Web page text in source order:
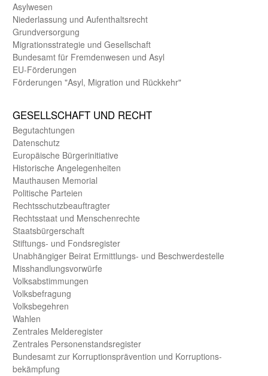
Asyl­wesen
Nieder­lassung und Aufent­halts­recht
Grund­versorgung
Migrations­strategie und Gesell­schaft
Bundes­amt für Fremden­wesen und Asyl
EU-Förde­rungen
Förderungen "Asyl, Migration und Rückkehr"
GE­SELL­SCHAFT UND RECHT
Begut­achtungen
Daten­schutz
Europäische Bürger­initiative
Historische Angelegen­heiten
Mauthausen Memorial
Politische Parteien
Rechts­schutz­beauftragter
Rechts­staat und Menschen­rechte
Staats­bürger­schaft
Stiftungs- und Fonds­register
Unab­hängiger Beirat Ermittlungs- und Beschwerde­stelle
Misshandlungs­vorwürfe
Volks­abstimmungen
Volks­befragung
Volks­begehren
Wahlen
Zentrales Melde­register
Zentrales Personen­stands­register
Bundes­amt zur Korrup­tions­prävention und Korrup­tions­
bekämpfung